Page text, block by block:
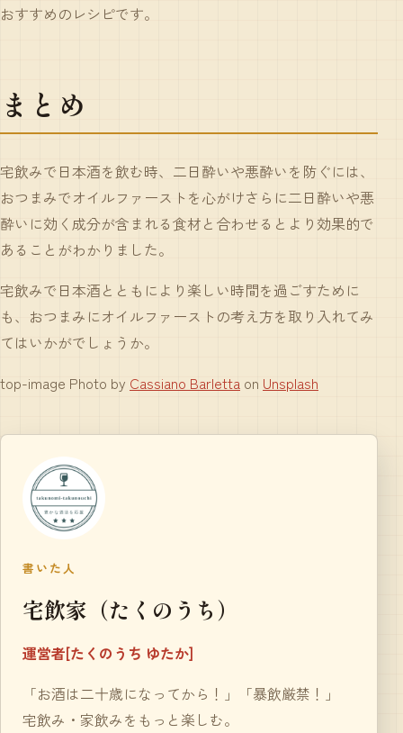
おすすめのレシピです。
まとめ
宅飲みで日本酒を飲む時、二日酔いや悪酔いを防ぐには、
おつまみでオイルファーストを心がけさらに二日酔いや悪
酔いに効く成分が含まれる食材と合わせるとより効果的で
あることがわかりました。
宅飲みで日本酒とともにより楽しい時間を過ごすために
も、おつまみにオイルファーストの考え方を取り入れてみ
てはいかがでしょうか。
top-image Photo by Cassiano Barletta on Unsplash
書いた人
宅飲家（たくのうち）
運営者[たくのうち ゆたか]
「お酒は二十歳になってから！」「暴飲厳禁！」
宅飲み・家飲みをもっと楽しむ。